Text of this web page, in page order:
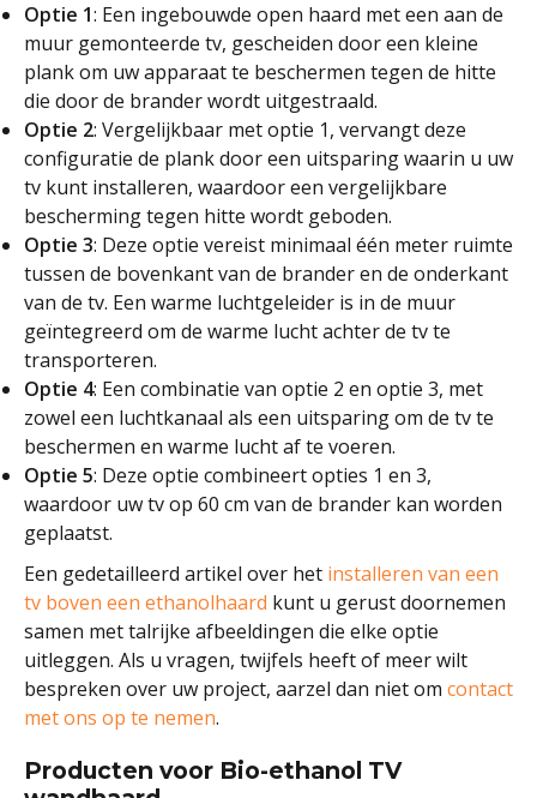
Optie 1: Een ingebouwde open haard met een aan de
muur gemonteerde tv, gescheiden door een kleine
plank om uw apparaat te beschermen tegen de hitte
die door de brander wordt uitgestraald.
Optie 2: Vergelijkbaar met optie 1, vervangt deze
configuratie de plank door een uitsparing waarin u uw
tv kunt installeren, waardoor een vergelijkbare
bescherming tegen hitte wordt geboden.
Optie 3: Deze optie vereist minimaal één meter ruimte
tussen de bovenkant van de brander en de onderkant
van de tv. Een warme luchtgeleider is in de muur
geïntegreerd om de warme lucht achter de tv te
transporteren.
Optie 4: Een combinatie van optie 2 en optie 3, met
zowel een luchtkanaal als een uitsparing om de tv te
beschermen en warme lucht af te voeren.
Optie 5: Deze optie combineert opties 1 en 3,
waardoor uw tv op 60 cm van de brander kan worden
geplaatst.
Een gedetailleerd artikel over het installeren van een
tv boven een ethanolhaard kunt u gerust doornemen
samen met talrijke afbeeldingen die elke optie
uitleggen. Als u vragen, twijfels heeft of meer wilt
bespreken over uw project, aarzel dan niet om contact
met ons op te nemen.
Producten voor Bio-ethanol TV